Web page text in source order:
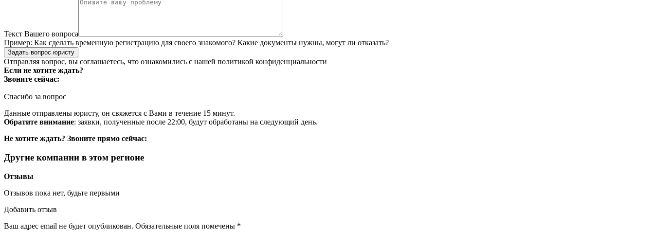
Текст Вашего вопроса
Пример: Как сделать временную регистрацию для своего знакомого? Какие документы нужны, могут ли отказать?
Задать вопрос юристу
Отправляя вопрос, вы соглашаетесь, что ознакомились с нашей политикой конфиденциальности
Если не хотите ждать?
Звоните сейчас:
Спасибо за вопрос
Данные отправлены юристу, он свяжется с Вами в течение 15 минут.
Обратите внимание: заявки, полученные после 22:00, будут обработаны на следующий день.
Не хотите ждать? Звоните прямо сейчас:
Другие компании в этом регионе
Отзывы
Отзывов пока нет, будьте первыми
Добавить отзыв
Ваш адрес email не будет опубликован. Обязательные поля помечены *